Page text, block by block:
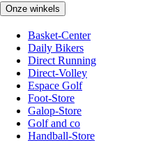
Onze winkels
Basket-Center
Daily Bikers
Direct Running
Direct-Volley
Espace Golf
Foot-Store
Galop-Store
Golf and co
Handball-Store